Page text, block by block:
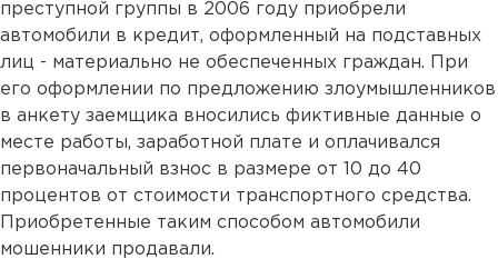
преступной группы в 2006 году приобрели
автомобили в кредит, оформленный на подставных
лиц - материально не обеспеченных граждан. При
его оформлении по предложению злоумышленников
в анкету заемщика вносились фиктивные данные о
месте работы, заработной плате и оплачивался
первоначальный взнос в размере от 10 до 40
процентов от стоимости транспортного средства.
Приобретенные таким способом автомобили
мошенники продавали.